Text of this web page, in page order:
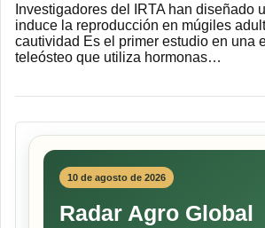
Investigadores del IRTA han diseñado
induce la reproducción en múgiles
cautividad Es el primer estudio en una
teleósteo que utiliza hormonas…
10 de agosto de 2026
Radar Agro Global